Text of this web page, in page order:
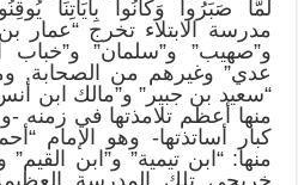
مدرسة الابتلاء تخرج “عمار
و”صهيب” و”سلمان” و”خباب
عدي” وغيرهم من الصحابة.
“سعيد بن جبير” و”مالك ابن
منها أعظم تلامذتها في
كبار أساتذتها- وهو الإمام
منها: “ابن تيمية” و”ابن
خريجي تلك المدرسة